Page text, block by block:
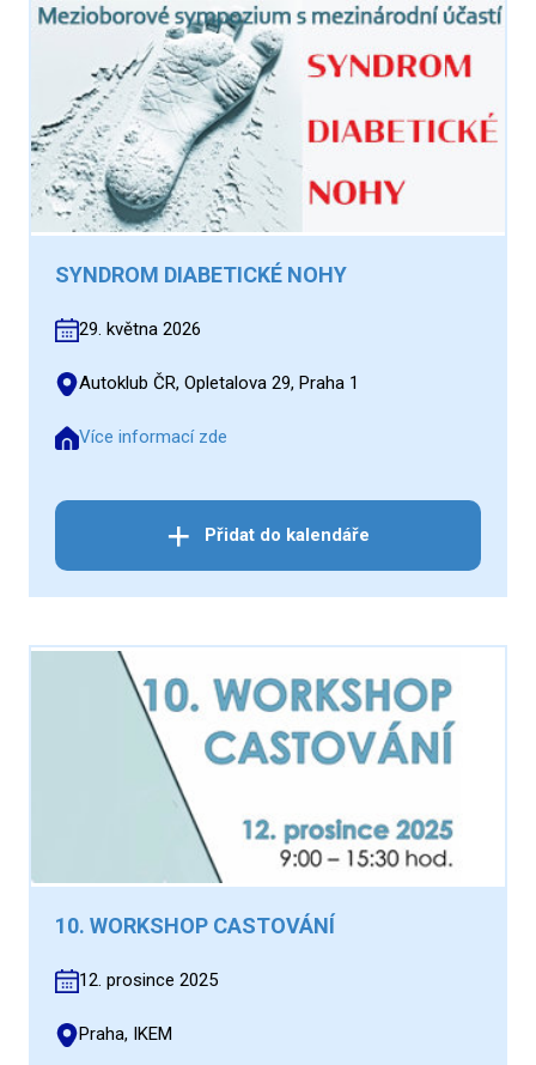
SYNDROM DIABETICKÉ NOHY
29. května 2026
Autoklub ČR, Opletalova 29, Praha 1
Více informací zde
Přidat do kalendáře
10. WORKSHOP CASTOVÁNÍ
12. prosince 2025
Praha, IKEM